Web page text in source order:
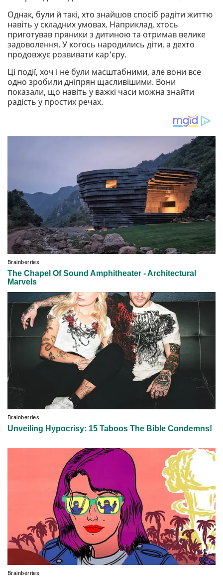
Однак, були й такі, хто знайшов спосіб радіти життю
навіть у складних умовах. Наприклад, хтось
приготував пряники з дитиною та отримав велике
задоволення. У когось народились діти, а дехто
продовжує розвивати кар'єру.
Ці події, хоч і не були масштабними, але вони все
одно зробили дніпрян щасливішими. Вони
показали, що навіть у важкі часи можна знайти
радість у простих речах.